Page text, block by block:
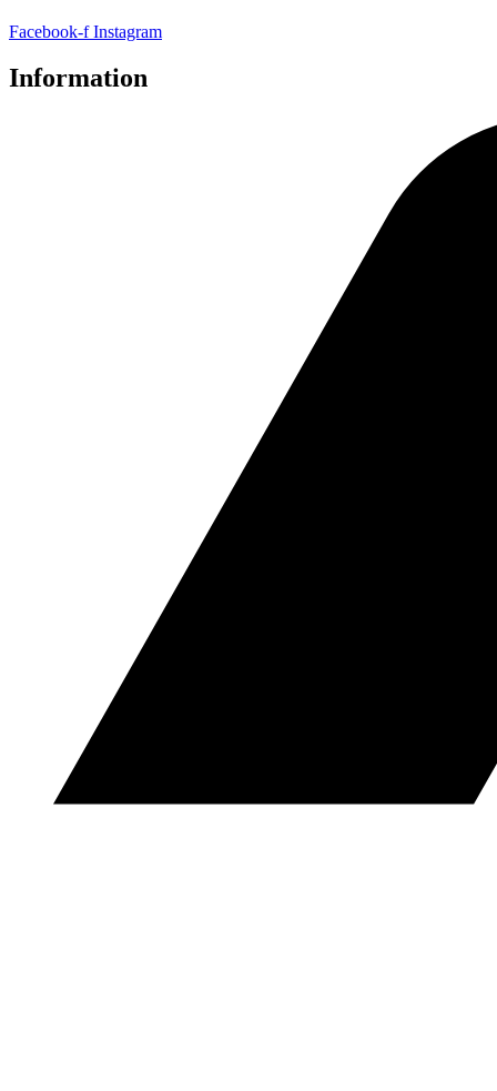
Facebook-f Instagram
Information